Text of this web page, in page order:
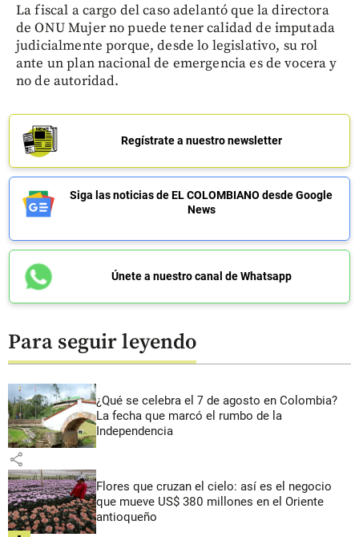
La fiscal a cargo del caso adelantó que la directora
de ONU Mujer no puede tener calidad de imputada
judicialmente porque, desde lo legislativo, su rol
ante un plan nacional de emergencia es de vocera y
no de autoridad.
Regístrate a nuestro newsletter
Siga las noticias de EL COLOMBIANO desde Google
News
Únete a nuestro canal de Whatsapp
Para seguir leyendo
¿Qué se celebra el 7 de agosto en Colombia?
La fecha que marcó el rumbo de la
Independencia
share
Flores que cruzan el cielo: así es el negocio
que mueve US$ 380 millones en el Oriente
antioqueño